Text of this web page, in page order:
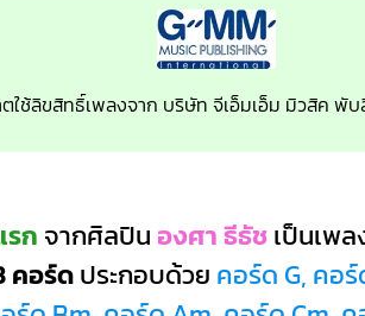
ใช้ลิขสิทธิ์เพลงจาก บริษัท จีเอ็มเอ็ม มิวสิค พับ
ก จากศิลปิน องศา ธีธัช เป็นเพ
คอร์ดประกอบด้วย คอร์ด G, คอ